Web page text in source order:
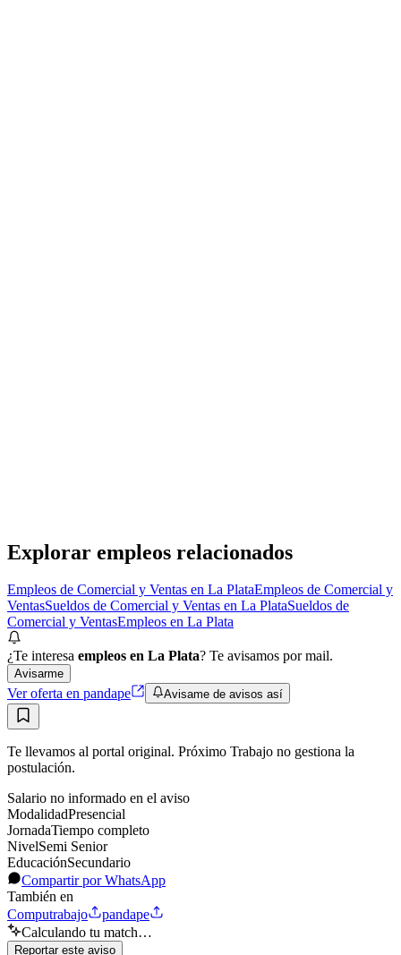
Explorar empleos relacionados
Empleos de Comercial y Ventas en La PlataEmpleos de Comercial y
VentasSueldos de Comercial y Ventas en La PlataSueldos de
Comercial y VentasEmpleos en La Plata
¿Te interesa empleos en La Plata? Te avisamos por mail.
Avisarme
Ver oferta en pandape Avisame de avisos así
Te llevamos al portal original. Próximo Trabajo no gestiona la
postulación.
Salario no informado en el aviso
ModalidadPresencial
JornadaTiempo completo
NivelSemi Senior
EducaciónSecundario
Compartir por WhatsApp
También en
Computrabajo
pandape
Calculando tu match…
Reportar este aviso